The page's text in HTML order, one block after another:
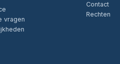
vragen
Contact
Rechten